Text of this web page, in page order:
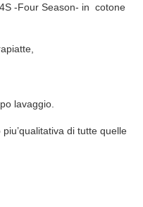
-Four Season- in cotone
lavaggio.
di tutte quelle